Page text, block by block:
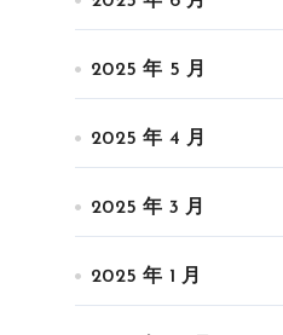
2025 年 5 月
2025 年 4 月
2025 年 3 月
2025 年 1 月